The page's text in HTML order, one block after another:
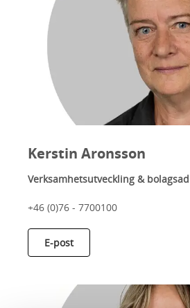
Kerstin Aronsson
Verksamhetsutveckling &
+46 (0)76 - 7700100
E-post